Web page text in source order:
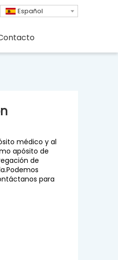
Español
médico y al
apósito de
de
para